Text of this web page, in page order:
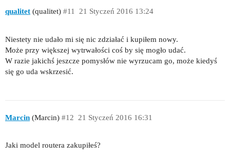
qualitet (qualitet) 21 Styczeń 2016 13:24
#11
Niestety nie udało mi się nic zdziałać i kupiłem nowy.
Może przy większej wytrwałości coś by się mogło udać.
W razie jakichś jeszcze pomysłów nie wyrzucam go, może kiedyś
się go uda wskrzesić.
Marcin (Marcin) 21 Styczeń 2016 16:31
#12
Jaki model routera zakupiłeś?